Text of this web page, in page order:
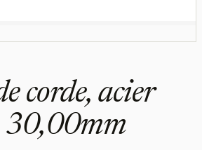
corde, acier